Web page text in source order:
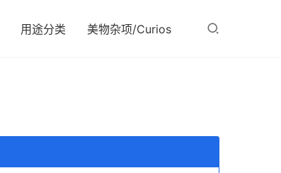
用途分类 美物杂项/Curios